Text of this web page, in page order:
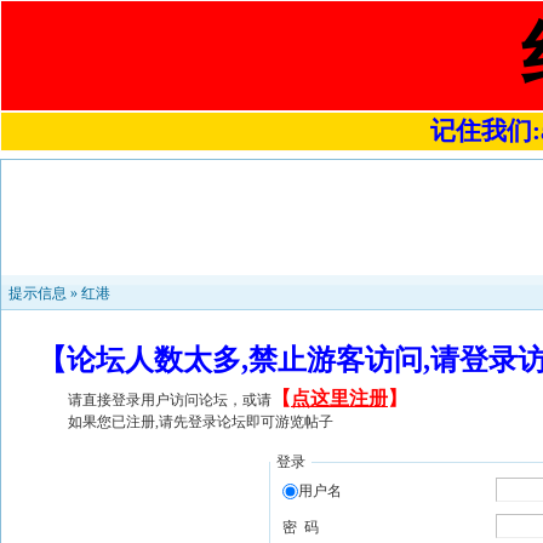
记住我们
提示信息 » 红港
【论坛人数太多,禁止游客访问,请登
请直接登录用户访问论坛，或请 【 点这里注册】
如果您已注册,请先登录论坛即可游览帖子
登录
用户名
密 码